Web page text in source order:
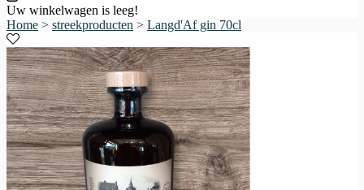
Uw winkelwagen is leeg!
Home > streekproducten > Langd'Af gin 70cl